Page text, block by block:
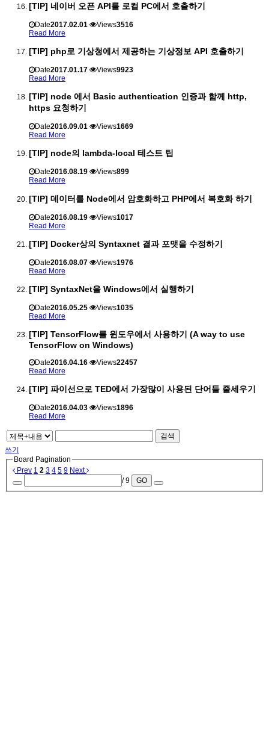
[TIP] 네이버 오픈 API를 로컬 PC에서 호출하기
Date2017.02.01 Views3516
Read More
[TIP] php로 기상청에서 제공하는 기상정보 API 호출하기
Date2017.01.17 Views9923
Read More
[TIP] node 에서 Basic authentication 인증과 함께 http,
https 요청하기
Date2016.09.01 Views1669
Read More
[TIP] node의 lambda-local 테스트 팁
Date2016.08.19 Views899
Read More
[TIP] 데이터를 Node에서 암호화하고 PHP에서 복호화 하기
Date2016.08.19 Views1017
Read More
[TIP] Docker상의 Syntaxnet 결과 포맷을 수정하기
Date2016.08.07 Views1976
Read More
[TIP] SyntaxNet을 Windows에서 실행하기
Date2016.05.25 Views1035
Read More
[TIP] TensorFlow를 윈도우에서 사용하기 (A way to use
TensorFlow on Windows)
Date2016.04.16 Views22457
Read More
[TIP] 파이선으로 TED에서 가장많이 사용된 단어들 줄세우기
Date2016.04.03 Views1896
Read More
검색
쓰기
Board Pagination
Prev 1 2 3 4 5 9 Next
/ 9
GO